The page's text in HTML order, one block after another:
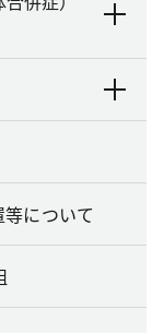
等について